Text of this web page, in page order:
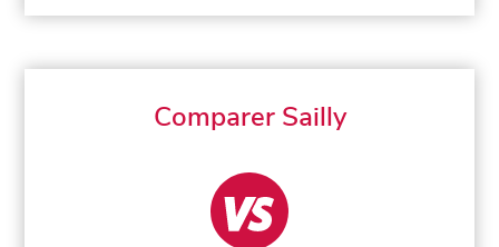
Comparer Sailly